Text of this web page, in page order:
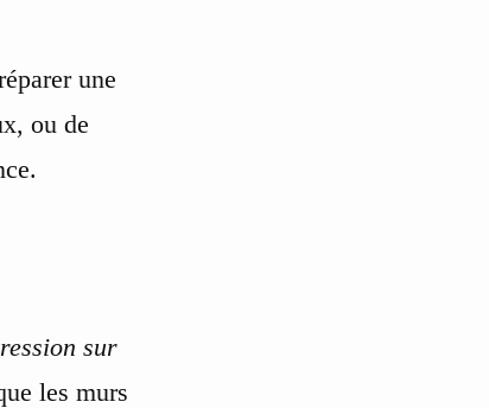
une
ou de
sur
les murs